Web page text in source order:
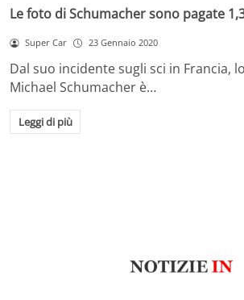
Le foto di Schumacher sono pagate
Super Car 23 Gennaio 2020
Dal suo incidente sugli sci in Francia,
Michael Schumacher è…
Leggi di più